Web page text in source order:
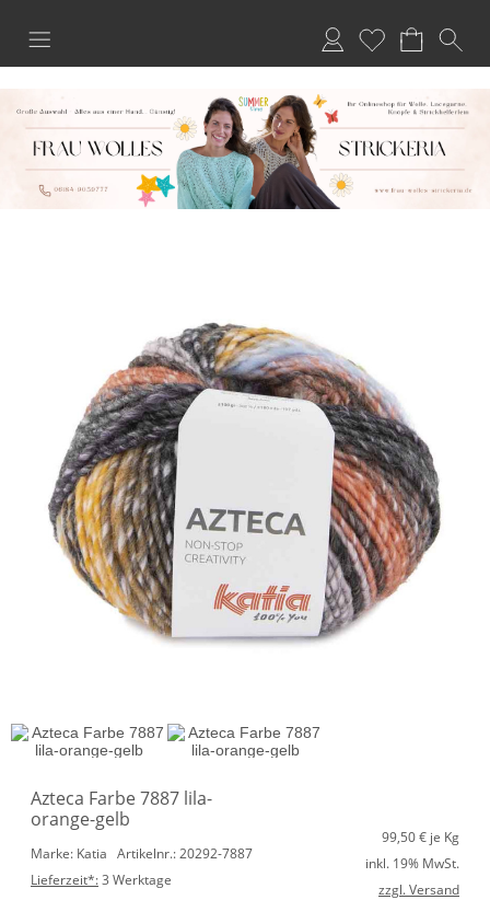
Anmelden
Merkliste
Azteca Farbe 7887 lila-
orange-gelb
Marke: Katia Artikelnr.: 20292-7887
Lieferzeit*:3 Werktage
99,50€ je Kg
inkl. 19% MwSt.
zzgl. Versand